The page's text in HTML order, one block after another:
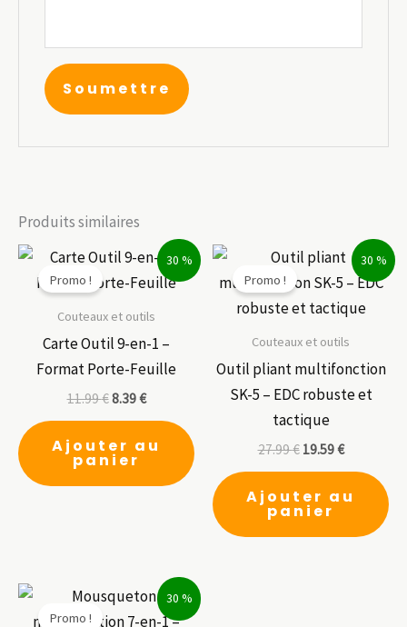
Produits similaires
30 %
Promo !
Couteaux et outils
Carte Outil 9-en-1 –
Format Porte-Feuille
11.99€8.39€
Ajouter au
panier
30 %
Promo !
Couteaux et outils
Outil pliant multifonction
SK-5 – EDC robuste et
tactique
27.99€ 19.59€
Ajouter au
panier
30 %
Promo !